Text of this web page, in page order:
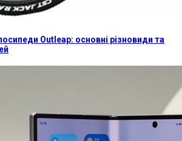
Outleap: основні різновиди та